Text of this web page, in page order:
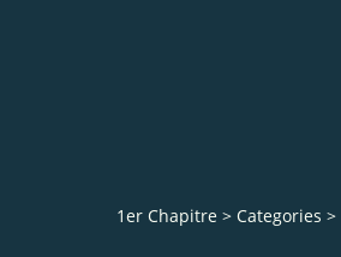
1er Chapitre > Categories >